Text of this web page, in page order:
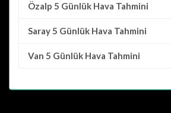
Özalp 5 Günlük Hava Tahmini
Saray 5 Günlük Hava Tahmini
Van 5 Günlük Hava Tahmini